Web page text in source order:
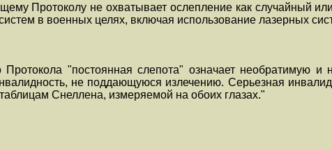
Протоколу не охватывает ослепление как случайный
в военных целях, включая использование лазерных
"постоянная слепота" означает необратимую и
не поддающуюся излечению. Серьезная
Снеллена, измеряемой на обоих глазах."